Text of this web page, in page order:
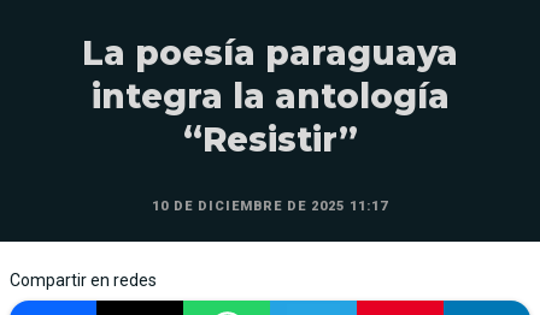
La poesía paraguaya
integra la antología
“Resistir”
10 DE DICIEMBRE DE 2025 11:17
Compartir en redes